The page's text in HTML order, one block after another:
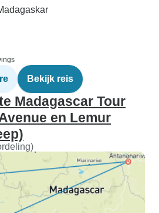
Bekijk reis
Madagascar Tour
en Lemur